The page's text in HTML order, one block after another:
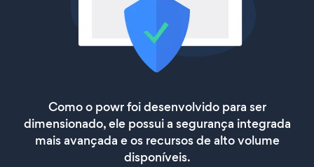
Como o powr foi desenvolvido para ser
dimensionado, ele possui a segurança integrada
mais avançada e os recursos de alto volume
disponíveis.